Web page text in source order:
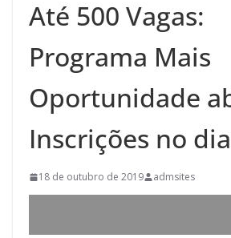
Até 500 Vagas:
Programa Mais
Oportunidade
Inscrições no
18 de outubro de 2019 admsites